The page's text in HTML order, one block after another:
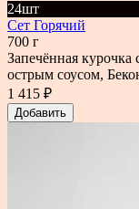
24шт
Сет Горячий
700 г
Запечённая
острым соусом,
1 415 ₽
Добавить